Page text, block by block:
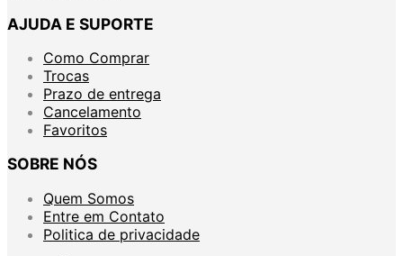
AJUDA E SUPORTE
Como Comprar
Trocas
Prazo de entrega
Cancelamento
Favoritos
SOBRE NÓS
Quem Somos
Entre em Contato
Politica de privacidade